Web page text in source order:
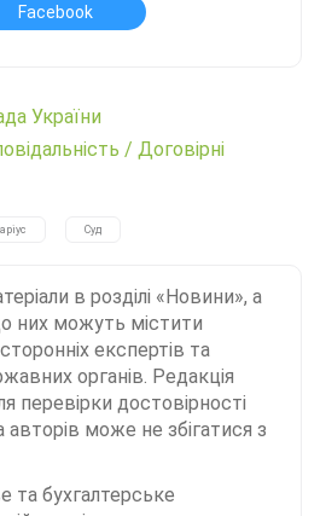
Facebook
України
/ Договірні
Суд
в розділі «Новини», а
них можуть містити
експертів та
органів. Редакція
перевірки достовірності
може не збігатися з
та бухгалтерське